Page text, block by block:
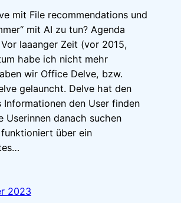
mit File recommendations und
mit AI zu tun? Agenda
laaanger Zeit (vor 2015,
habe ich nicht mehr
wir Office Delve, bzw.
gelauncht. Delve hat den
Informationen den User finden
Userinnen danach suchen
funktioniert über ein
2023